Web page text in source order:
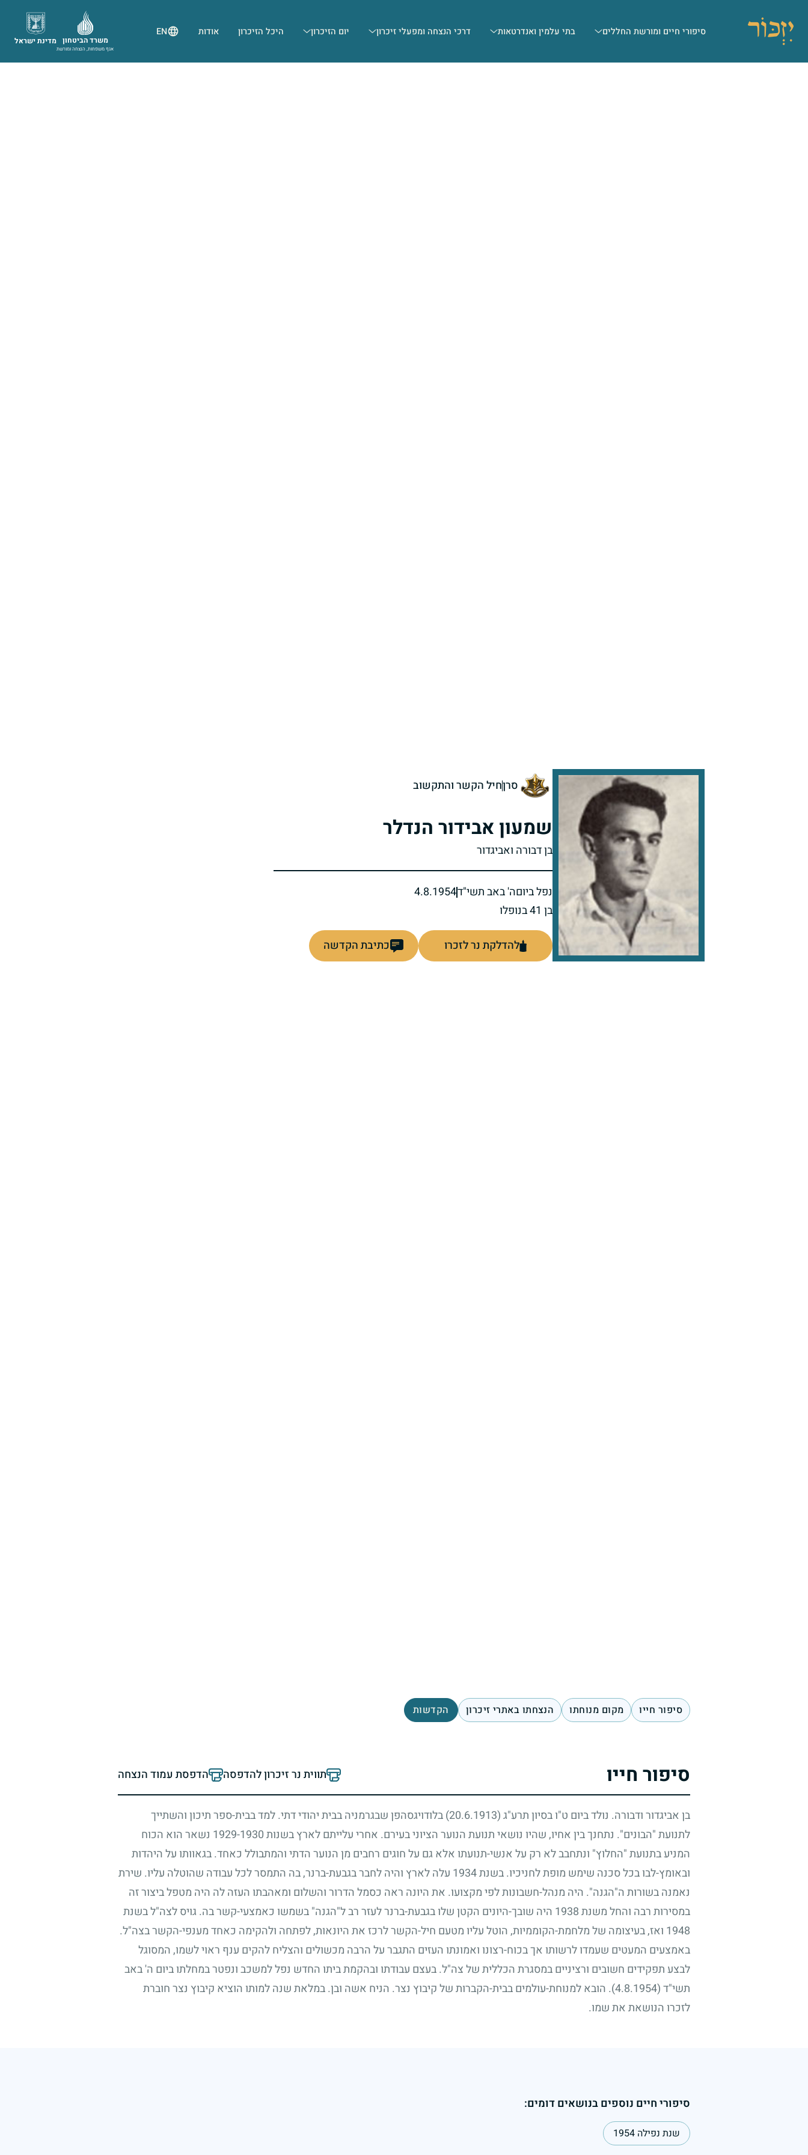
סיפורי חיים ומורשת החללים בתי עלמין ואנדרטאות דרכי הנצחה ומפעלי זיכרון יום הזיכרון היכל הזיכרון אודות EN
מדינת ישראל משרד הביטחון
אגף משפחות, הנצחה ומורשת
סרןחיל הקשר והתקשוב
שמעון אבידור הנדלר
בן דבורה ואביגדור
נפל ביוםה' באב תשי"ד4.8.1954
בן 41 בנופלו
להדלקת נר לזכרו כתיבת הקדשה
סיפור חייו מקום מנוחתו הנצחתו באתרי זיכרון הקדשות
סיפור חייו תווית נר זיכרון להדפסה הדפסת עמוד הנצחה
בן אביגדור ודבורה. נולד ביום ט"ו בסיון תרע"ג(20.6.1913)
בלודויגסהפן שבגרמניה בבית יהודי דתי. למד בבית-ספר תיכון והשתייך
לתנועת "הבונים". נתחנך בין אחיו, שהיו נושאי תנועת הנוער הציוני בעירם. אחרי עלייתם לארץ בשנות
1929-1930
נשאר הוא הכוח
המניע בתנועת "החלוץ" ונתחבב לא רק על אנשי-תנועתו אלא גם על חוגים רחבים מן הנוער הדתי והמתבולל כאחד. בגאוותו על היהדות
ובאומץ-לבו בכל סכנה שימש מופת לחניכיו. בשנת1934 עלה לארץ והיה לחבר בגבעת-ברנר, בה התמסר לכל עבודה שהוטלה עליו. שירת
נאמנה בשורות ה"הגנה". היה מנהל-חשבונות לפי מקצועו. את היונה ראה כסמל הדרור והשלום ומאהבתו העזה לה היה מטפל ביצור זה
במסירות רבה והחל משנת1938 היה שובך-היונים הקטן שלו בגבעת-ברנר לעזר רב ל"הגנה" בשמשו כאמצעי-קשר בה. גויס לצה"ל בשנת
1948 ואז, בעיצומה של מלחמת-הקוממיות, הוטל עליו מטעם חיל-הקשר לרכז את היונאות, לפתחה ולהקימה כאחד מענפי-הקשר בצה"ל.
באמצעים המעטים שעמדו לרשותו אך בכוח-רצונו ואמונתו העזים התגבר על הרבה מכשולים והצליח להקים ענף ראוי לשמו, המסוגל
לבצע תפקידים חשובים ורציניים במסגרת הכללית של צה"ל. בעצם עבודתו ובהקמת ביתו החדש נפל למשכב ונפטר במחלתו ביום ה' באב
תשי"ד(4.8.1954)
. הובא למנוחת-עולמים בבית-הקברות של קיבוץ נצר. הניח אשה ובן. במלאת שנה למותו הוציא קיבוץ נצר חוברת
לזכרו הנושאת את שמו.
סיפורי חיים נוספים בנושאים דומים:
שנת נפילה 1954